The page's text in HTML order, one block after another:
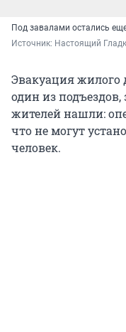
Под завалами остались
Источник: Настоящий
Эвакуация жилого
один из
жителей нашли:
что не могут
человек.